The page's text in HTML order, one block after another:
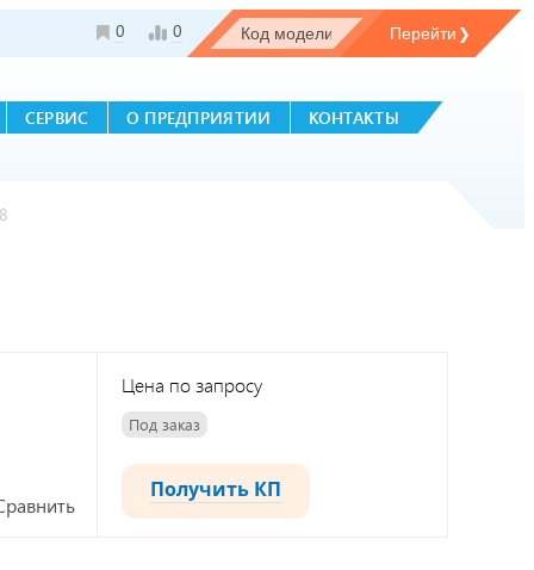
0 0
СЕРВИС О ПРЕДПРИЯТИИ КОНТАКТЫ
Цена по запросу
Под заказ
Получить КП